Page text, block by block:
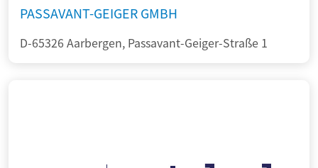
PASSAVANT-GEIGER GMBH
D-65326 Aarbergen, Passavant-Geiger-Straße 1